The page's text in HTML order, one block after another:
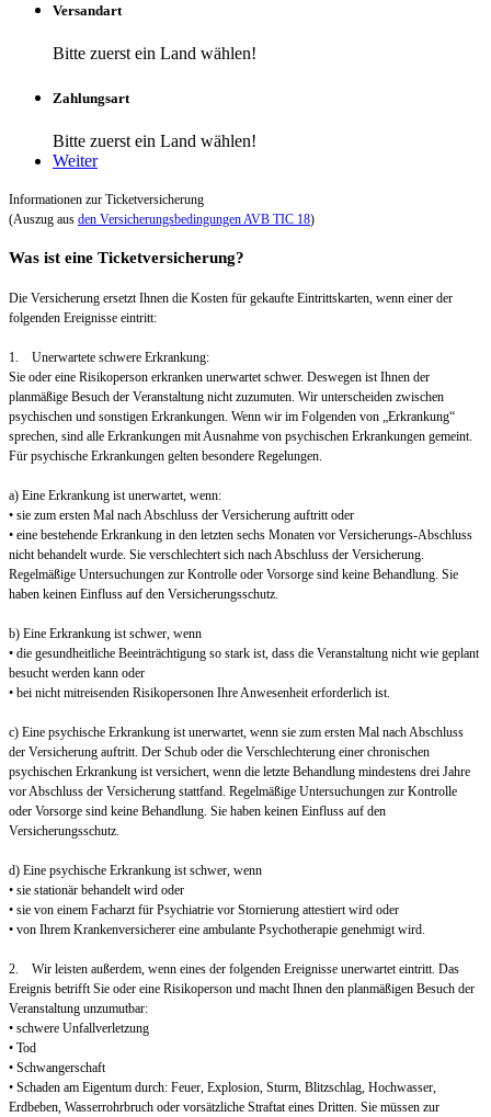
Versandart
Bitte zuerst ein Land wählen!
Zahlungsart
Bitte zuerst ein Land wählen!
Weiter
Informationen zur Ticketversicherung
(Auszug aus den Versicherungsbedingungen AVB TIC 18)
Was ist eine Ticketversicherung?
Die Versicherung ersetzt Ihnen die Kosten für gekaufte Eintrittskarten, wenn einer der
folgenden Ereignisse eintritt:
1. Unerwartete schwere Erkrankung:
Sie oder eine Risikoperson erkranken unerwartet schwer. Deswegen ist Ihnen der
planmäßige Besuch der Veranstaltung nicht zuzumuten. Wir unterscheiden zwischen
psychischen und sonstigen Erkrankungen. Wenn wir im Folgenden von „Erkrankung“
sprechen, sind alle Erkrankungen mit Ausnahme von psychischen Erkrankungen gemeint.
Für psychische Erkrankungen gelten besondere Regelungen.
a) Eine Erkrankung ist unerwartet, wenn:
• sie zum ersten Mal nach Abschluss der Versicherung auftritt oder
• eine bestehende Erkrankung in den letzten sechs Monaten vor Versicherungs-Abschluss
nicht behandelt wurde. Sie verschlechtert sich nach Abschluss der Versicherung.
Regelmäßige Untersuchungen zur Kontrolle oder Vorsorge sind keine Behandlung. Sie
haben keinen Einfluss auf den Versicherungsschutz.
b) Eine Erkrankung ist schwer, wenn
• die gesundheitliche Beeinträchtigung so stark ist, dass die Veranstaltung nicht wie geplant
besucht werden kann oder
• bei nicht mitreisenden Risikopersonen Ihre Anwesenheit erforderlich ist.
c) Eine psychische Erkrankung ist unerwartet, wenn sie zum ersten Mal nach Abschluss
der Versicherung auftritt. Der Schub oder die Verschlechterung einer chronischen
psychischen Erkrankung ist versichert, wenn die letzte Behandlung mindestens drei Jahre
vor Abschluss der Versicherung stattfand. Regelmäßige Untersuchungen zur Kontrolle
oder Vorsorge sind keine Behandlung. Sie haben keinen Einfluss auf den
Versicherungsschutz.
d) Eine psychische Erkrankung ist schwer, wenn
• sie stationär behandelt wird oder
• sie von einem Facharzt für Psychiatrie vor Stornierung attestiert wird oder
• von Ihrem Krankenversicherer eine ambulante Psychotherapie genehmigt wird.
2. Wir leisten außerdem, wenn eines der folgenden Ereignisse unerwartet eintritt. Das
Ereignis betrifft Sie oder eine Risikoperson und macht Ihnen den planmäßigen Besuch der
Veranstaltung unzumutbar:
• schwere Unfallverletzung
• Tod
• Schwangerschaft
• Schaden am Eigentum durch: Feuer, Explosion, Sturm, Blitzschlag, Hochwasser,
Erdbeben, Wasserrohrbruch oder vorsätzliche Straftat eines Dritten. Sie müssen zur